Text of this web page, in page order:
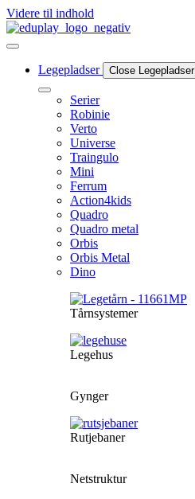
Videre til indhold
Legepladser Close Legepladser
Serier
Robinie
Verto
Universe
Traingulo
Mini
Ferrum
Action4kids
Quadro
Quadro metal
Orbis
Orbis Metal
Dino
Tårnsystemer
Legehus
Gynger
Rutjebaner
Netstruktur